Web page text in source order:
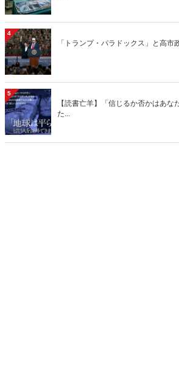
4
「トランプ・パラドックス」と高市
5
【読書亡羊】「信じるか否かはあな
た...